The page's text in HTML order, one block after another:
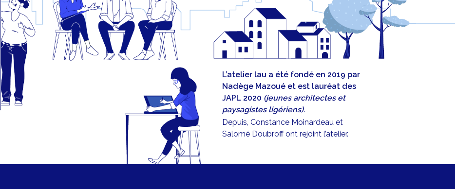
L’atelier lau a été fondé en 2019 par
Nadège Mazoué et est lauréat des
JAPL 2020 (jeunes architectes et
paysagistes ligériens).
Depuis, Constance Moinardeau et
Salomé Doubroff ont rejoint l’atelier.